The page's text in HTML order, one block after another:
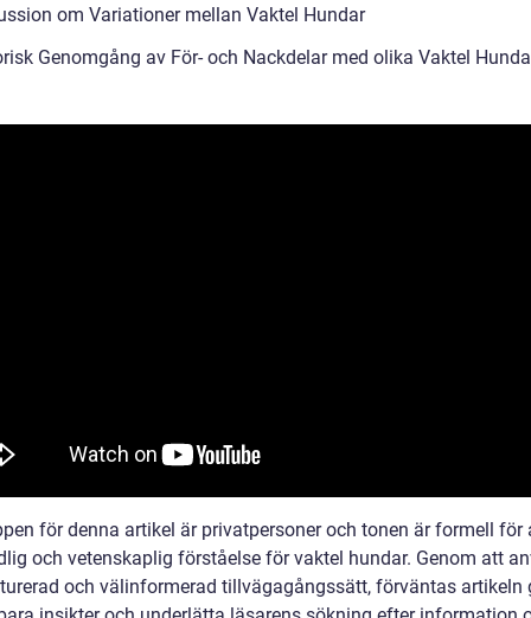
om Variationer mellan Vaktel Hundar
Genomgång av För- och Nackdelar med olika Vaktel
för denna artikel är privatpersoner och tonen är formell för
och vetenskaplig förståelse för vaktel hundar. Genom att
och välinformerad tillvägagångssätt, förväntas artikeln